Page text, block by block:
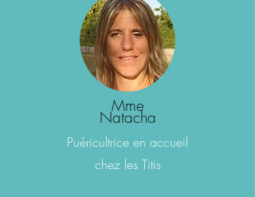
Mme
Natacha
Puéricultrice en accueil
chez les Titis